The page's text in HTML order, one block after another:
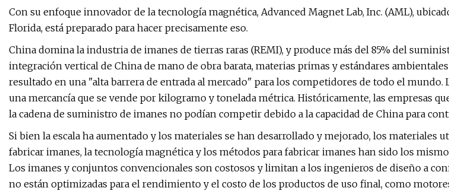
Con su enfoque innovador de la tecnología magnética, Advanced Magnet Lab, Inc. (AML),
Florida, está preparado para hacer precisamente eso.
China domina la industria de imanes de tierras raras (REMI), y produce más del 85% del
integración vertical de China de mano de obra barata, materias primas y estándares
resultado en una "alta barrera de entrada al mercado" para los competidores de todo el mundo.
una mercancía que se vende por kilogramo y tonelada métrica. Históricamente, las empresas
la cadena de suministro de imanes no podían competir debido a la capacidad de China para
Si bien la escala ha aumentado y los materiales se han desarrollado y mejorado, los materiales
fabricar imanes, la tecnología magnética y los métodos para fabricar imanes han sido los
Los imanes y conjuntos convencionales son costosos y limitan a los ingenieros de diseño a
no están optimizadas para el rendimiento y el costo de los productos de uso final, como